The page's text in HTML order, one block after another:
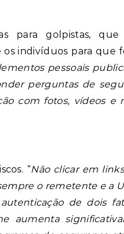
para golpistas, que
indivíduos para que
pessoais
perguntas de
com fotos, vídeos e
“Não clicar em
o remetente e a
de dois
aumenta